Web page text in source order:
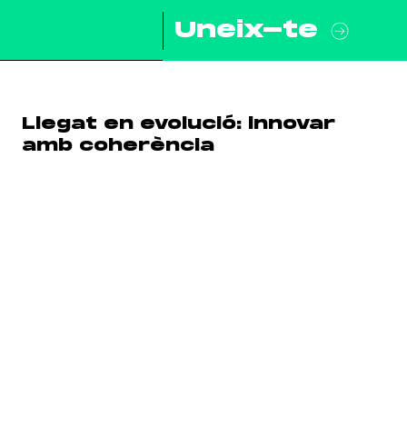
Uneix-te
Llegat en evolució: innovar
amb coherència